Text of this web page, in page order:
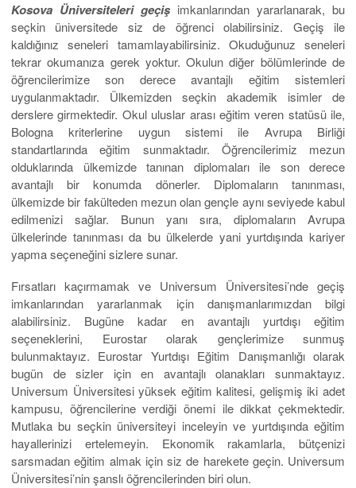
Kosova Üniversiteleri geçişimkanlarından yararlanarak, bu
seçkin üniversitede siz de öğrenci olabilirsiniz. Geçiş ile
kaldığınız seneleri tamamlayabilirsiniz. Okuduğunuz seneleri
tekrar okumanıza gerek yoktur. Okulun diğer bölümlerinde de
öğrencilerimize son derece avantajlı eğitim sistemleri
uygulanmaktadır. Ülkemizden seçkin akademik isimler de
derslere girmektedir. Okul uluslar arası eğitim veren statüsü ile,
Bologna kriterlerine uygun sistemi ile Avrupa Birliği
standartlarında eğitim sunmaktadır. Öğrencilerimiz mezun
olduklarında ülkemizde tanınan diplomaları ile son derece
avantajlı bir konumda dönerler. Diplomaların tanınması,
ülkemizde bir fakülteden mezun olan gençle aynı seviyede kabul
edilmenizi sağlar. Bunun yanı sıra, diplomaların Avrupa
ülkelerinde tanınması da bu ülkelerde yani yurtdışında kariyer
yapma seçeneğini sizlere sunar.
Fırsatları kaçırmamak ve Universum Üniversitesi’nde geçiş
imkanlarından yararlanmak için danışmanlarımızdan bilgi
alabilirsiniz. Bugüne kadar en avantajlı yurtdışı eğitim
seçeneklerini, Eurostar olarak gençlerimize sunmuş
bulunmaktayız. Eurostar Yurtdışı Eğitim Danışmanlığı olarak
bugün de sizler için en avantajlı olanakları sunmaktayız.
Universum Üniversitesi yüksek eğitim kalitesi, gelişmiş iki adet
kampusu, öğrencilerine verdiği önemi ile dikkat çekmektedir.
Mutlaka bu seçkin üniversiteyi inceleyin ve yurtdışında eğitim
hayallerinizi ertelemeyin. Ekonomik rakamlarla, bütçenizi
sarsmadan eğitim almak için siz de harekete geçin. Universum
Üniversitesi’nin şanslı öğrencilerinden biri olun.